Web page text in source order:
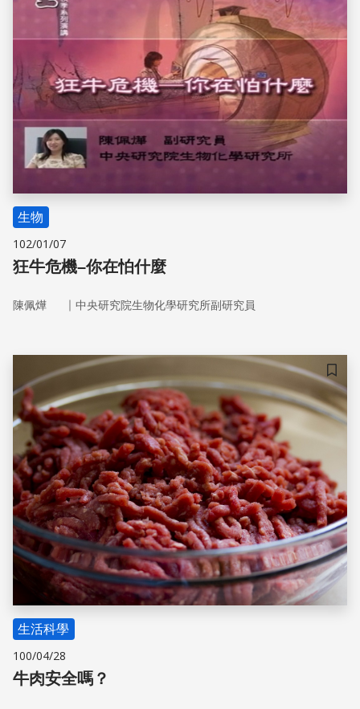
生物
102/01/07
狂牛危機–你在怕什麼
陳佩燁 ｜ 中央研究院生物化學研究所副研究員
儲存
生活科學
100/04/28
牛肉安全嗎？